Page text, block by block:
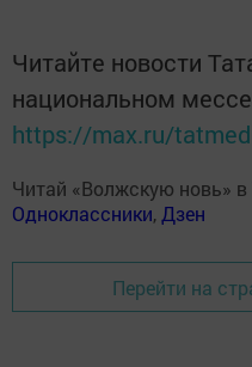
Читайте новости
национальном
https://max.ru/
Читай «Волжскую новь» в
Одноклассники,Дзен
Перейти на